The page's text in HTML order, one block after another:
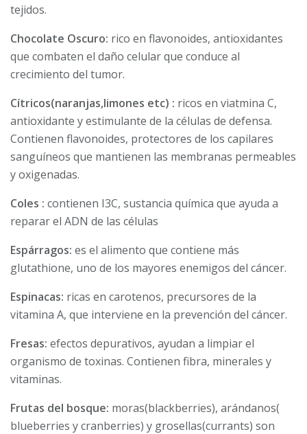
tejidos.
Chocolate Oscuro: rico en flavonoides, antioxidantes
que combaten el daño celular que conduce al
crecimiento del tumor.
Cítricos(naranjas,limones etc) : ricos en viatmina C,
antioxidante y estimulante de la células de defensa.
Contienen flavonoides, protectores de los capilares
sanguíneos que mantienen las membranas permeables
y oxigenadas.
Coles : contienen I3C, sustancia química que ayuda a
reparar el ADN de las células
Espárragos: es el alimento que contiene más
glutathione, uno de los mayores enemigos del cáncer.
Espinacas: ricas en carotenos, precursores de la
vitamina A, que interviene en la prevención del cáncer.
Fresas: efectos depurativos, ayudan a limpiar el
organismo de toxinas. Contienen fibra, minerales y
vitaminas.
Frutas del bosque: moras(blackberries), arándanos(
blueberries y cranberries) y grosellas(currants) son